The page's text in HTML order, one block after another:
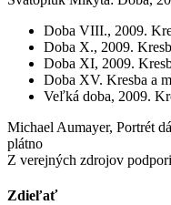
Doba VIII., 2009.
Doba X., 2009.
Doba XI, 2009.
Doba XV. Kresba a
Veľká doba, 2009.
Michael Aumayer, Portrét
plátno
Z verejných zdrojov
Zdieľať